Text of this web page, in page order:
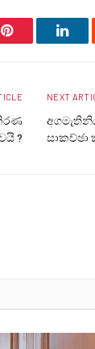
Pinterest
?
NEXT
සාකච්ඡා